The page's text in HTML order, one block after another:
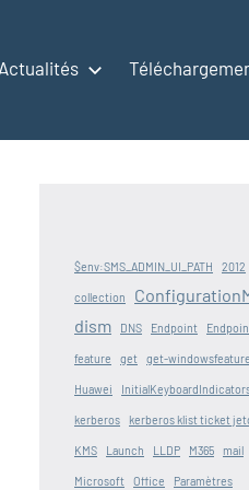
Actualités
$env:SMS_ADMIN_UI_PATH 2012
collection
dism
DNS Endpoint
feature get get-windowsfeature
Huawei
kerberos kerberos klist ticket
KMS Launch LLDP M365 mail
Microsoft Office Paramètres